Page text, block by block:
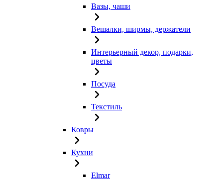
Вазы, чаши
Вешалки, ширмы, держатели
Интерьерный декор, подарки,
цветы
Посуда
Текстиль
Ковры
Кухни
Elmar